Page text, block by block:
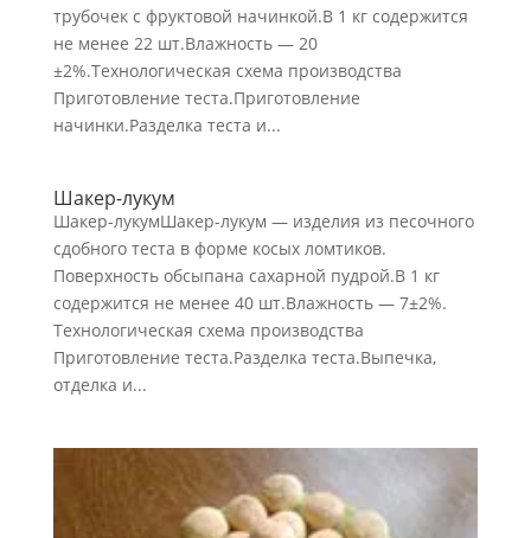
трубочек с фруктовой начинкой.В 1 кг содержится
не менее 22 шт.Влажность — 20
±2%.Технологическая схема производства
Приготовление теста.Приготовление
начинки.Разделка теста и...
Шакер-лукум
Шакер-лукумШакер-лукум — изделия из песочного
сдобного теста в форме косых ломтиков.
Поверхность обсыпана сахарной пудрой.В 1 кг
содержится не менее 40 шт.Влажность — 7±2%.
Технологическая схема производства
Приготовление теста.Разделка теста.Выпечка,
отделка и...